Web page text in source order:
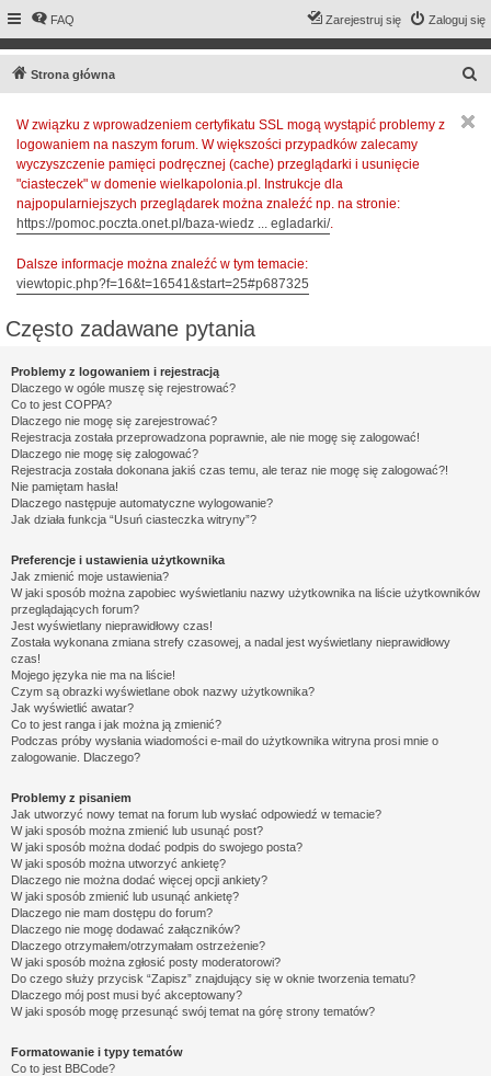
FAQ Zaloguj się
Zarejestruj się
Strona główna
W związku z wprowadzeniem certyfikatu SSL mogą wystąpić problemy z
logowaniem na naszym forum. W większości przypadków zalecamy
wyczyszczenie pamięci podręcznej (cache) przeglądarki i usunięcie
"ciasteczek" w domenie wielkapolonia.pl. Instrukcje dla
najpopularniejszych przeglądarek można znaleźć np. na stronie:
https://pomoc.poczta.onet.pl/baza-wiedz ... egladarki/.
Dalsze informacje można znaleźć w tym temacie:
viewtopic.php?f=16&t=16541&start=25#p687325
Często zadawane pytania
Problemy z logowaniem i rejestracją
Dlaczego w ogóle muszę się rejestrować?
Co to jest COPPA?
Dlaczego nie mogę się zarejestrować?
Rejestracja została przeprowadzona poprawnie, ale nie mogę się zalogować!
Dlaczego nie mogę się zalogować?
Rejestracja została dokonana jakiś czas temu, ale teraz nie mogę się zalogować?!
Nie pamiętam hasła!
Dlaczego następuje automatyczne wylogowanie?
Jak działa funkcja “Usuń ciasteczka witryny”?
Preferencje i ustawienia użytkownika
Jak zmienić moje ustawienia?
W jaki sposób można zapobiec wyświetlaniu nazwy użytkownika na liście użytkowników
przeglądających forum?
Jest wyświetlany nieprawidłowy czas!
Została wykonana zmiana strefy czasowej, a nadal jest wyświetlany nieprawidłowy
czas!
Mojego języka nie ma na liście!
Czym są obrazki wyświetlane obok nazwy użytkownika?
Jak wyświetlić awatar?
Co to jest ranga i jak można ją zmienić?
Podczas próby wysłania wiadomości e-mail do użytkownika witryna prosi mnie o
zalogowanie. Dlaczego?
Problemy z pisaniem
Jak utworzyć nowy temat na forum lub wysłać odpowiedź w temacie?
W jaki sposób można zmienić lub usunąć post?
W jaki sposób można dodać podpis do swojego posta?
W jaki sposób można utworzyć ankietę?
Dlaczego nie można dodać więcej opcji ankiety?
W jaki sposób zmienić lub usunąć ankietę?
Dlaczego nie mam dostępu do forum?
Dlaczego nie mogę dodawać załączników?
Dlaczego otrzymałem/otrzymałam ostrzeżenie?
W jaki sposób można zgłosić posty moderatorowi?
Do czego służy przycisk “Zapisz” znajdujący się w oknie tworzenia tematu?
Dlaczego mój post musi być akceptowany?
W jaki sposób mogę przesunąć swój temat na górę strony tematów?
Formatowanie i typy tematów
Co to jest BBCode?